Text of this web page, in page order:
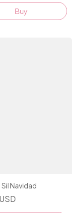
Sil Navidad